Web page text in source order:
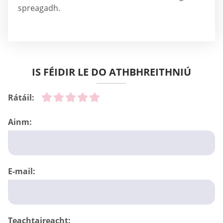
spreagadh.
IS FÉIDIR LE DO ATHBHREITHNIÚ
Rátáil:
Ainm:
E-mail:
Teachtaireacht: